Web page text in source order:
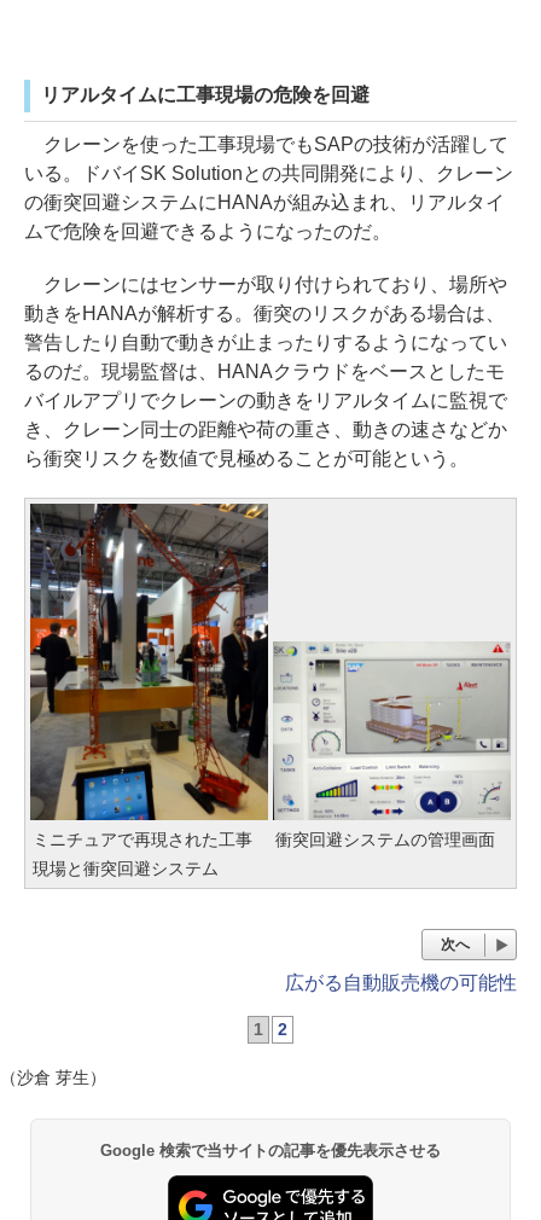
リアルタイムに工事現場の危険を回避
クレーンを使った工事現場でもSAPの技術が活躍して
いる。ドバイSK Solutionとの共同開発により、クレーン
の衝突回避システムにHANAが組み込まれ、リアルタイ
ムで危険を回避できるようになったのだ。
クレーンにはセンサーが取り付けられており、場所や
動きをHANAが解析する。衝突のリスクがある場合は、
警告したり自動で動きが止まったりするようになってい
るのだ。現場監督は、HANAクラウドをベースとしたモ
バイルアプリでクレーンの動きをリアルタイムに監視で
き、クレーン同士の距離や荷の重さ、動きの速さなどか
ら衝突リスクを数値で見極めることが可能という。
ミニチュアで再現された工事
現場と衝突回避システム
衝突回避システムの管理画面
次へ
広がる自動販売機の可能性
1 2
（沙倉 芽生）
Google 検索で当サイトの記事を優先表示させる